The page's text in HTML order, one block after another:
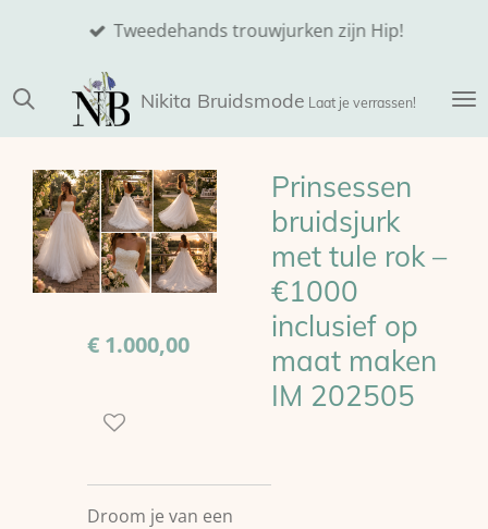
de
hoofdinhoud
Nikita Bruidsmode Laat je verrassen!
Tweedehands trouwjurken zijn Hip!
Prinsessen
bruidsjurk
met tule rok –
€1000
inclusief op
maat maken
IM 202505
€ 1.000,00
Droom je van een